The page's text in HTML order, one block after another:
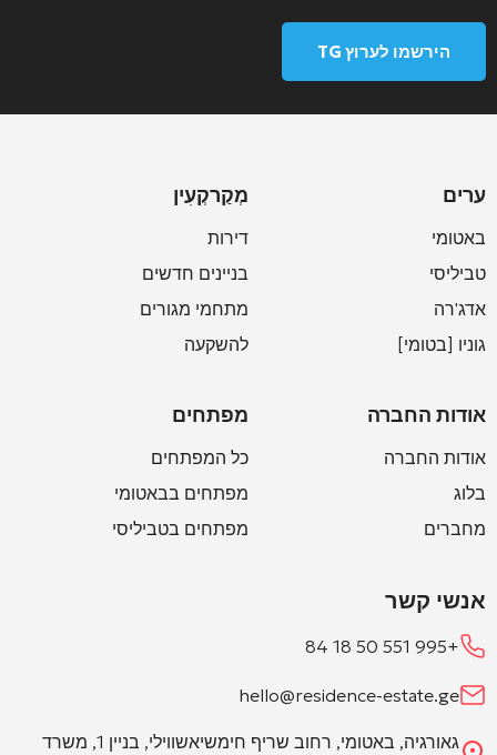
הירשמו לערוץ TG
ערים
באטומי
טביליסי
אדג'רה
גוניו [בטומי]
אודות החברה
אודות החברה
בלוג
מחברים
מְקַרקְעִין
דירות
בניינים חדשים
מתחמי מגורים
להשקעה
מפתחים
כל המפתחים
מפתחים בבאטומי
מפתחים בטביליסי
אנשי קשר
+995 551 50 18 84
hello@residence-estate.ge
גאורגיה, באטומי, רחוב שריף חימשיאשווילי, בניין 1, משרד